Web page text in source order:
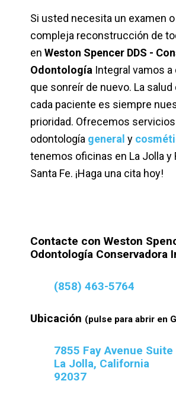
Si usted necesita un examen o
compleja reconstrucción de
en Weston Spencer DDS -
Odontología Integral vamos
que sonreír de nuevo. La salud
cada paciente es siempre
prioridad. Ofrecemos
odontología general y
tenemos oficinas en La Jolla y
Santa Fe. ¡Haga una cita hoy!
Contacte con Weston
Odontología Conservadora
(858) 463-5764
Ubicación (pulse para abrir en
7855 Fay Avenue Suite
La Jolla, California
92037